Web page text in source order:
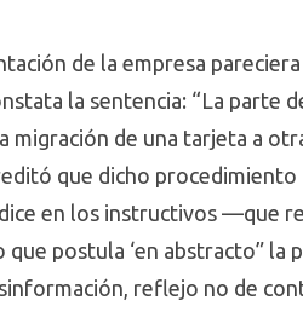
de la empresa
la sentencia: “La parte
de una tarjeta a
que dicho
en los instructivos —que
postula ‘en abstracto” la
reflejo no de